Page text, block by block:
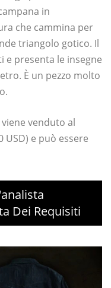
in
che cammina per
triangolo gotico. Il
e presenta le insegne
È un pezzo molto
venduto al
USD) e può essere
Dei Requisiti